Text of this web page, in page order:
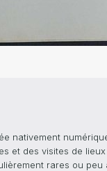
nativement
et des visites de
rares ou